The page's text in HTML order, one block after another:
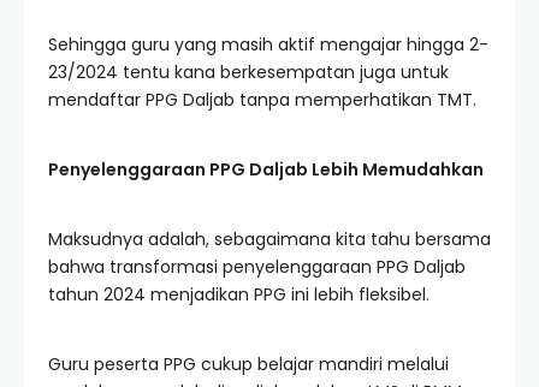
Sehingga guru yang masih aktif mengajar hingga 2-
23/2024 tentu kana berkesempatan juga untuk
mendaftar PPG Daljab tanpa memperhatikan TMT.
Penyelenggaraan PPG Daljab Lebih Memudahkan
Maksudnya adalah, sebagaimana kita tahu bersama
bahwa transformasi penyelenggaraan PPG Daljab
tahun 2024 menjadikan PPG ini lebih fleksibel.
Guru peserta PPG cukup belajar mandiri melalui